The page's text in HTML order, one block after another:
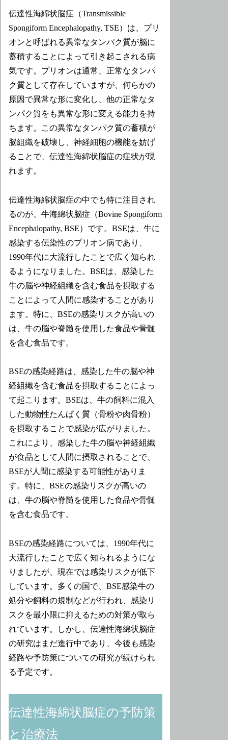
伝達性海綿状脳症（Transmissible
Spongiform Encephalopathy, TSE）は、プリ
オンと呼ばれる異常なタンパク質が脳に
蓄積することによって引き起こされる病
気です。プリオンは通常、正常なタンパ
ク質として存在していますが、何らかの
原因で異常な形に変化し、他の正常なタ
ンパク質をも異常な形に変える能力を持
ちます。この異常なタンパク質の蓄積が
脳組織を破壊し、神経細胞の機能を妨げ
ることで、伝達性海綿状脳症の症状が現
れます。
伝達性海綿状脳症の中でも特に注目され
るのが、牛海綿状脳症（Bovine Spongiform
Encephalopathy, BSE）です。BSEは、牛に
感染する伝染性のプリオン病であり、
1990年代に大流行したことで広く知られ
るようになりました。BSEは、感染した
牛の脳や神経組織を含む食品を摂取する
ことによって人間に感染することがあり
ます。特に、BSEの感染リスクが高いの
は、牛の脳や脊髄を使用した食品や骨髄
を含む食品です。
BSEの感染経路は、感染した牛の脳や神
経組織を含む食品を摂取することによっ
て起こります。BSEは、牛の飼料に混入
した動物性たんぱく質（骨粉や肉骨粉）
を摂取することで感染が広がりました。
これにより、感染した牛の脳や神経組織
が食品として人間に摂取されることで、
BSEが人間に感染する可能性がありま
す。特に、BSEの感染リスクが高いの
は、牛の脳や脊髄を使用した食品や骨髄
を含む食品です。
BSEの感染経路については、1990年代に
大流行したことで広く知られるようにな
りましたが、現在では感染リスクが低下
しています。多くの国で、BSE感染牛の
処分や飼料の規制などが行われ、感染リ
スクを最小限に抑えるための対策が取ら
れています。しかし、伝達性海綿状脳症
の研究はまだ進行中であり、今後も感染
経路や予防策についての研究が続けられ
る予定です。
伝達性海綿状脳症の予防策
と治療法